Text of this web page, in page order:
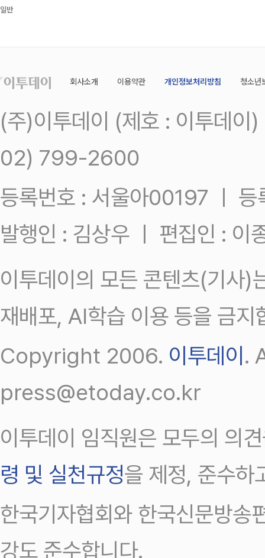
일반
회사소개 이용약관 개인정보처리방침 청소년
(주)이투데이 (제호 : 이투데
02) 799-2600
등록번호 : 서울아00197 ㅣ
발행인 : 김상우 ㅣ 편집인 : 이
이투데이의 모든 콘텐츠(기사)
재배포, AI학습 이용 등을 금지
Copyright 2006. 이투데이.
press@etoday.co.kr
이투데이 임직원은 모두의 의
령 및 실천규정을 제정, 준수하
한국기자협회와 한국신문방송
강도 준수합니다.